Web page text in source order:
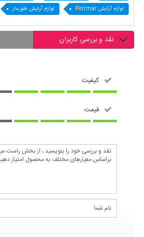
لوازم آرایش Flormar
لوازم آرایش فلورمار
نقد و بررسی کاربران
کیفیت
قیمت